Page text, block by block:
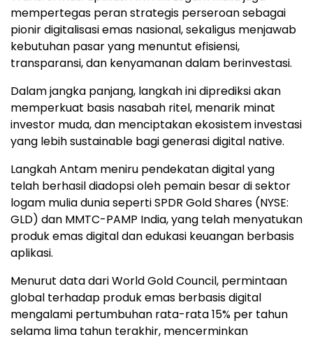
mempertegas peran strategis perseroan sebagai
pionir digitalisasi emas nasional, sekaligus menjawab
kebutuhan pasar yang menuntut efisiensi,
transparansi, dan kenyamanan dalam berinvestasi.
Dalam jangka panjang, langkah ini diprediksi akan
memperkuat basis nasabah ritel, menarik minat
investor muda, dan menciptakan ekosistem investasi
yang lebih sustainable bagi generasi digital native.
Langkah Antam meniru pendekatan digital yang
telah berhasil diadopsi oleh pemain besar di sektor
logam mulia dunia seperti SPDR Gold Shares (NYSE:
GLD) dan MMTC-PAMP India, yang telah menyatukan
produk emas digital dan edukasi keuangan berbasis
aplikasi.
Menurut data dari World Gold Council, permintaan
global terhadap produk emas berbasis digital
mengalami pertumbuhan rata-rata 15% per tahun
selama lima tahun terakhir, mencerminkan